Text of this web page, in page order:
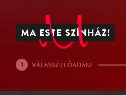
1 VÁLASSZ ELŐADÁST